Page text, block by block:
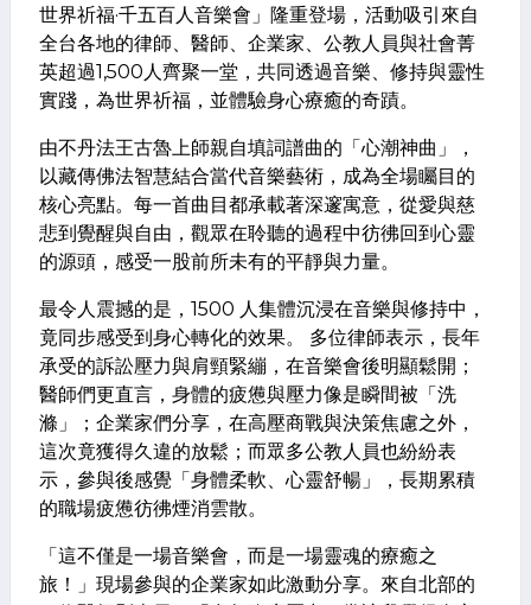
世界祈福·千五百人音樂會」隆重登場，活動吸引來自
全台各地的律師、醫師、企業家、公教人員與社會菁
英超過1,500人齊聚一堂，共同透過音樂、修持與靈性
實踐，為世界祈福，並體驗身心療癒的奇蹟。
由不丹法王古魯上師親自填詞譜曲的「心潮神曲」，
以藏傳佛法智慧結合當代音樂藝術，成為全場矚目的
核心亮點。每一首曲目都承載著深邃寓意，從愛與慈
悲到覺醒與自由，觀眾在聆聽的過程中彷彿回到心靈
的源頭，感受一股前所未有的平靜與力量。
最令人震撼的是，1500 人集體沉浸在音樂與修持中，
竟同步感受到身心轉化的效果。 多位律師表示，長年
承受的訴訟壓力與肩頸緊繃，在音樂會後明顯鬆開；
醫師們更直言，身體的疲憊與壓力像是瞬間被「洗
滌」；企業家們分享，在高壓商戰與決策焦慮之外，
這次竟獲得久違的放鬆；而眾多公教人員也紛紛表
示，參與後感覺「身體柔軟、心靈舒暢」，長期累積
的職場疲憊彷彿煙消雲散。
「這不僅是一場音樂會，而是一場靈魂的療癒之
旅！」現場參與的企業家如此激動分享。來自北部的